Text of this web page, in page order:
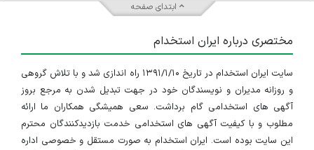
ابتدای صفحه
مختصری درباره ایران استخدام
سایت ایران استخدام در تاریخ ۱۳۹۱/۱/۱۰ راه اندازی شد و با تلاش گروهی
و روزانه مدیران و نویسندگان خود در جهت تبدیل شدن به مرجع بروز
آگهی های استخدامی گام برداشت. سعی همیشگی همکاران ما ارائه
مطلوب و با کیفیت آگهی های استخدامی خدمت بازدیدکنندگان محترم
این سایت بوده است. ایران استخدام به صورت مستقل و خصوصی اداره